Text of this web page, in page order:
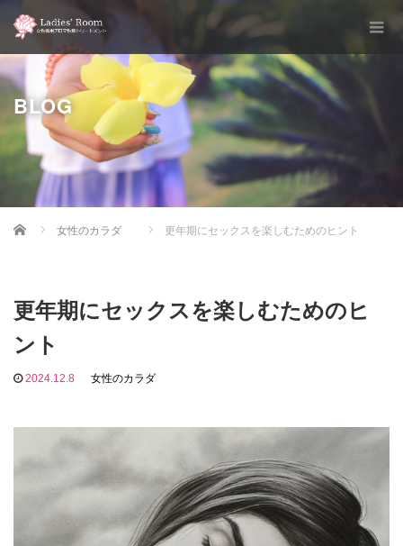
BLOG
Home 女性のカラダ 更年期にセックスを楽しむためのヒント
更年期にセックスを楽しむためのヒ
ント
2024.12.8 女性のカラダ